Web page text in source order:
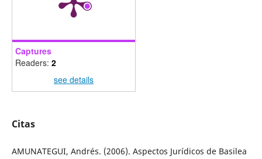
Captures
Readers: 2
see details
Citas
AMUNATEGUI, Andrés. (2006). Aspectos Jurídicos de Basilea